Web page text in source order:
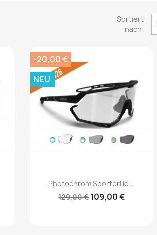
Sortiert
nach:
Vorschau
Photochrom Sportbrille...
129,00 €109,00 €
-20,00 €
NEU